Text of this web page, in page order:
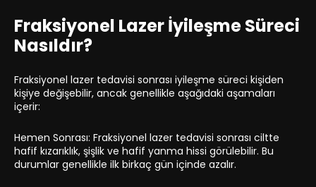
Fraksiyonel Lazer İyileşme Süreci
Nasıldır?
Fraksiyonel lazer tedavisi sonrası iyileşme süreci kişiden
kişiye değişebilir, ancak genellikle aşağıdaki aşamaları
içerir:
Hemen Sonrası: Fraksiyonel lazer tedavisi sonrası ciltte
hafif kızarıklık, şişlik ve hafif yanma hissi görülebilir. Bu
durumlar genellikle ilk birkaç gün içinde azalır.